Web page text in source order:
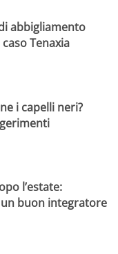
abbigliamento
Tenaxia
i capelli neri?
l’estate:
buon integratore